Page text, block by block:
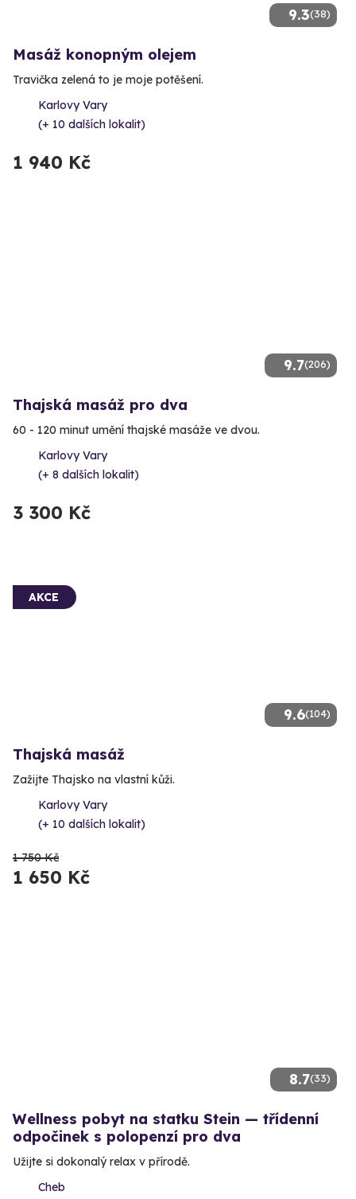
9.3(38)
Masáž konopným olejem
Travička zelená to je moje potěšení.
Karlovy Vary
(+ 10 dalších lokalit)
1 940 Kč
9.7(206)
Thajská masáž pro dva
60 - 120 minut umění thajské masáže ve dvou.
Karlovy Vary
(+ 8 dalších lokalit)
3 300 Kč
9.6(104)
AKCE
Thajská masáž
Zažijte Thajsko na vlastní kůži.
Karlovy Vary
(+ 10 dalších lokalit)
1 750 Kč
1 650 Kč
8.7(33)
Wellness pobyt na statku Stein — třídenní
odpočinek s polopenzí pro dva
Užijte si dokonalý relax v přírodě.
Cheb